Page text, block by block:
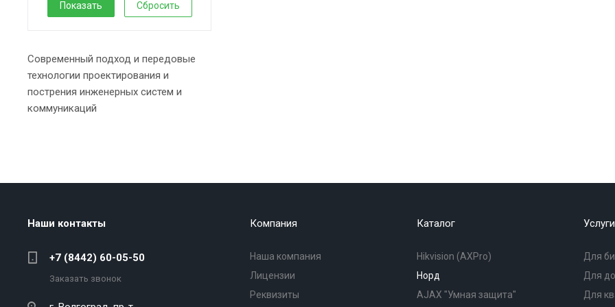
Сбросить
Современный подход и передовые
технологии проектирования и
пострения инженерных систем и
коммуникаций
Наши контакты
+7 (8442) 60-05-50
Заказать звонок
Компания
Наша компания
Лицензии
Реквизиты
Каталог
Hikvision (AXPro)
Норд
AJAX "Умная защита"
Услуги
Для
Для
Для